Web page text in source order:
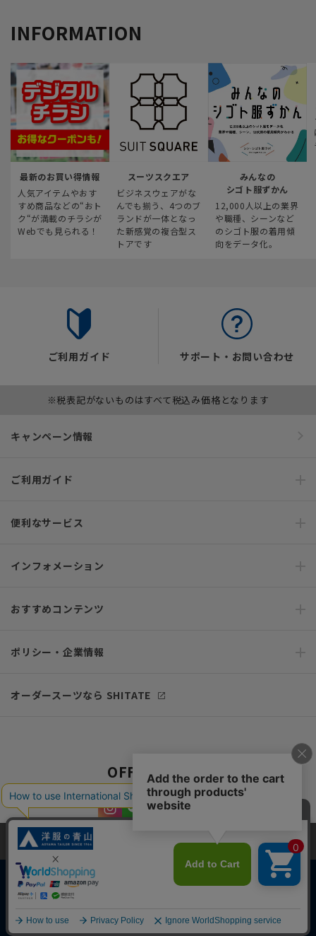
INFORMATION
最新のお買い得情報
人気アイテムやおす
すめ商品などの“おト
ク“が満載のチラシが
Webでも見られる！
スーツスクエア
ビジネスウェアがな
んでも揃う、4つのブ
ランドが一体となっ
た新感覚の複合型ス
トアです
みんなの
シゴト服ずかん
12,000人以上の業界
や職種、シーンなど
のシゴト服の着用傾
向をデータ化。
ご利用ガイド サポート・お問い合わせ
※税表記がないものはすべて税込み価格となります
キャンペーン情報
ご利用ガイド
便利なサービス
インフォメーション
おすすめコンテンツ
ポリシー・企業情報
オーダースーツなら SHITATE
OFFICIAL SNS
Copyright © AOYAMA TRADING Co.,Ltd. All Rights Reserved
当サイトでは、快適な閲覧体験とコンテンツ改善のためにCookieを使用
しています。閲覧を続けることで、Cookieの使用に同意したものとみな
します。詳細については
同意して閉じる